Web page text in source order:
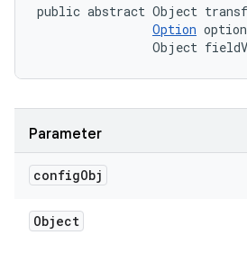
public abstract Object
Option
Object
Parameter
configObj
Object